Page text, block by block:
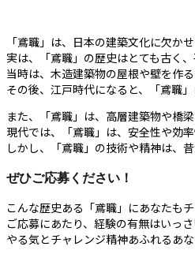
「鳶職」は、日本の建築文化に欠かせ
実は、「鳶職」の歴史はとても古く
当時は、木造建築物の屋根や壁を作
その後、江戸時代になると、「鳶職
また、「鳶職」は、高層建築物や橋
現代では、「鳶職」は、安全性や効
しかし、「鳶職」の技術や精神は、
ぜひご応募ください！
こんな歴史ある「鳶職」にあなたも
ご応募にあたり、経験の有無はいっさ
やる気とチャレンジ精神あふれるあ